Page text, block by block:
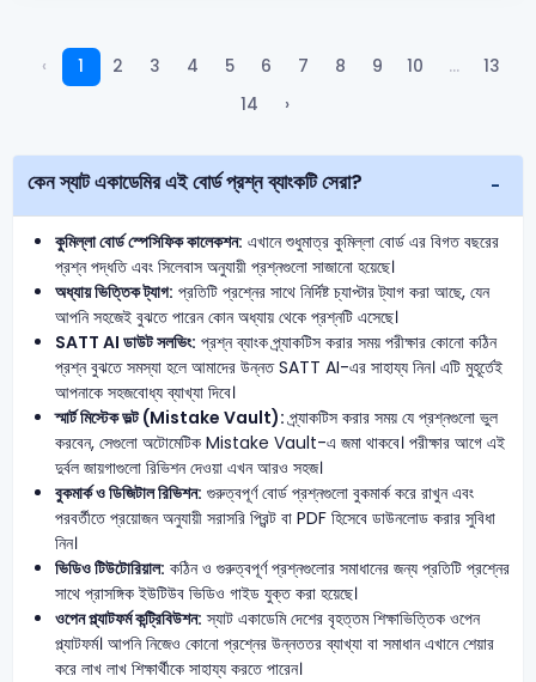
‹ 1 2 3 4 5 6 7 8 9 10 ...
13
14
›
কেন স্যাট একাডেমির এই বোর্ড প্রশ্ন ব্যাংকটি সেরা?
কুমিল্লা বোর্ড স্পেসিফিক কালেকশন: এখানে শুধুমাত্র কুমিল্লা বোর্ড এর বিগত বছরের
প্রশ্ন পদ্ধতি এবং সিলেবাস অনুযায়ী প্রশ্নগুলো সাজানো হয়েছে।
অধ্যায় ভিত্তিক ট্যাগ: প্রতিটি প্রশ্নের সাথে নির্দিষ্ট চ্যাপ্টার ট্যাগ করা আছে, যেন
আপনি সহজেই বুঝতে পারেন কোন অধ্যায় থেকে প্রশ্নটি এসেছে।
SATT AI ডাউট সলভিং: প্রশ্ন ব্যাংক প্র্যাকটিস করার সময় পরীক্ষার কোনো কঠিন
প্রশ্ন বুঝতে সমস্যা হলে আমাদের উন্নত SATT AI-এর সাহায্য নিন। এটি মুহূর্তেই
আপনাকে সহজবোধ্য ব্যাখ্যা দিবে।
স্মার্ট মিস্টেক ভল্ট (Mistake Vault):প্র্যাকটিস করার সময় যে প্রশ্নগুলো ভুল
করবেন, সেগুলো অটোমেটিক Mistake Vault-এ জমা থাকবে। পরীক্ষার আগে এই
দুর্বল জায়গাগুলো রিভিশন দেওয়া এখন আরও সহজ।
বুকমার্ক ও ডিজিটাল রিভিশন: গুরুত্বপূর্ণ বোর্ড প্রশ্নগুলো বুকমার্ক করে রাখুন এবং
পরবর্তীতে প্রয়োজন অনুযায়ী সরাসরি প্রিন্ট বা PDF হিসেবে ডাউনলোড করার সুবিধা
নিন।
ভিডিও টিউটোরিয়াল: কঠিন ও গুরুত্বপূর্ণ প্রশ্নগুলোর সমাধানের জন্য প্রতিটি প্রশ্নের
সাথে প্রাসঙ্গিক ইউটিউব ভিডিও গাইড যুক্ত করা হয়েছে।
ওপেন প্ল্যাটফর্ম কন্ট্রিবিউশন: স্যাট একাডেমি দেশের বৃহত্তম শিক্ষাভিত্তিক ওপেন
প্ল্যাটফর্ম। আপনি নিজেও কোনো প্রশ্নের উন্নততর ব্যাখ্যা বা সমাধান এখানে শেয়ার
করে লাখ লাখ শিক্ষার্থীকে সাহায্য করতে পারেন।